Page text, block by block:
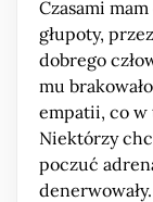
OSTATNIE
POLECAMY
Czasami
głupoty,
dobrego
mu
empatii, co w
Niektórzy
poczuć